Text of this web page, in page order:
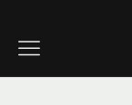
вмісту